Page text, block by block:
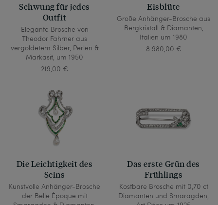
Schwung für jedes
Outfit
Elegante Brosche von
Theodor Fahrner aus
vergoldetem Silber, Perlen &
Markasit, um 1950
219,00 €
Eisblüte
Große Anhänger-Brosche aus
Bergkristall & Diamanten,
Italien um 1980
8.980,00 €
Die Leichtigkeit des
Seins
Kunstvolle Anhänger-Brosche
der Belle Époque mit
Das erste Grün des
Frühlings
Kostbare Brosche mit 0,70 ct
Diamanten und Smaragden,